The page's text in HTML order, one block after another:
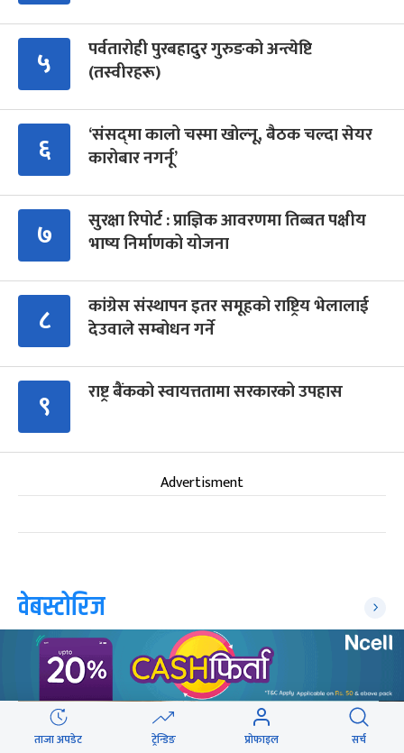
५
पर्वतारोही पुरबहादुर गुरुङको अन्त्येष्टि
(तस्वीरहरू)
६
‘संसद्‍मा कालो चस्मा खोल्नू, बैठक चल्दा सेयर
कारोबार नगर्नू’
७
सुरक्षा रिपोर्ट : प्राज्ञिक आवरणमा तिब्बत पक्षीय
भाष्य निर्माणको योजना
८
कांग्रेस संस्थापन इतर समूहको राष्ट्रिय भेलालाई
देउवाले सम्बोधन गर्ने
९ राष्ट्र बैंकको स्वायत्ततामा सरकारको उपहास
Advertisment
वेबस्टोरिज
ताजा अपडेट ट्रेन्डिङ प्रोफाइल सर्च